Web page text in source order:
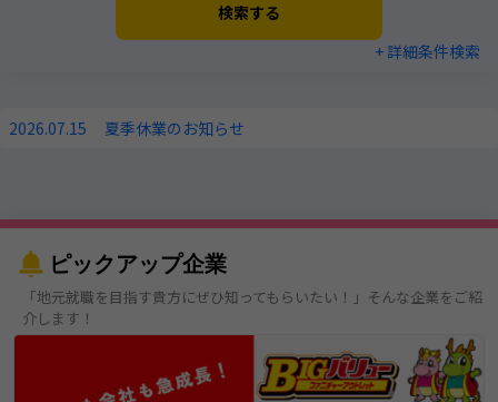
検索する
+ 詳細条件検索
2026.07.15 夏季休業のお知らせ
ピックアップ企業
「地元就職を目指す貴方にぜひ知ってもらいたい！」そんな企業をご紹
介します！